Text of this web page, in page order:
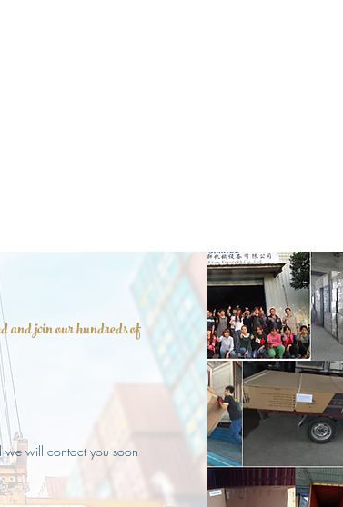
and join our hundreds of
we will contact you soon